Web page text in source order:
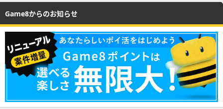
Game8からのお知らせ